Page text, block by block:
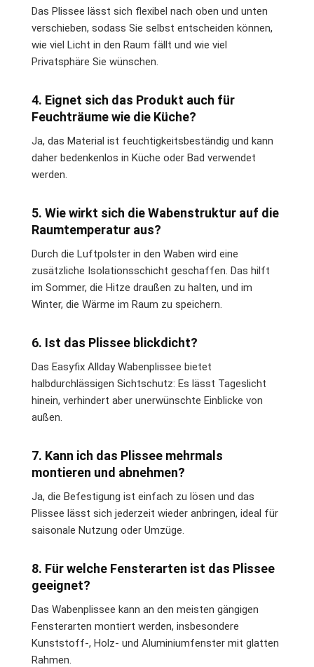
Das Plissee lässt sich flexibel nach oben und unten
verschieben, sodass Sie selbst entscheiden können,
wie viel Licht in den Raum fällt und wie viel
Privatsphäre Sie wünschen.
4. Eignet sich das Produkt auch für
Feuchträume wie die Küche?
Ja, das Material ist feuchtigkeitsbeständig und kann
daher bedenkenlos in Küche oder Bad verwendet
werden.
5. Wie wirkt sich die Wabenstruktur auf die
Raumtemperatur aus?
Durch die Luftpolster in den Waben wird eine
zusätzliche Isolationsschicht geschaffen. Das hilft
im Sommer, die Hitze draußen zu halten, und im
Winter, die Wärme im Raum zu speichern.
6. Ist das Plissee blickdicht?
Das Easyfix Allday Wabenplissee bietet
halbdurchlässigen Sichtschutz: Es lässt Tageslicht
hinein, verhindert aber unerwünschte Einblicke von
außen.
7. Kann ich das Plissee mehrmals
montieren und abnehmen?
Ja, die Befestigung ist einfach zu lösen und das
Plissee lässt sich jederzeit wieder anbringen, ideal für
saisonale Nutzung oder Umzüge.
8. Für welche Fensterarten ist das Plissee
geeignet?
Das Wabenplissee kann an den meisten gängigen
Fensterarten montiert werden, insbesondere
Kunststoff-, Holz- und Aluminiumfenster mit glatten
Rahmen.